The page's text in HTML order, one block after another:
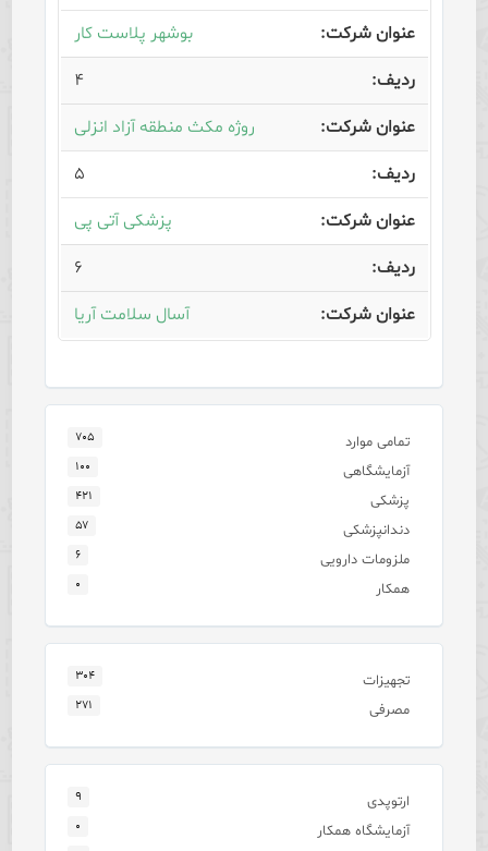
بوشهر پلاست کار
۴
روژه مکث منطقه آزاد انزلی
۵
پزشکی آتی پی
۶
آسال سلامت آریا
تمامی موارد ۷۰۵
آزمایشگاهی ۱۰۰
پزشکی ۴۲۱
دندانپزشکی ۵۷
ملزومات دارویی ۶
همکار ۰
تجهیزات ۳۰۴
مصرفی ۲۷۱
ارتوپدی ۹
آزمایشگاه همکار
۰